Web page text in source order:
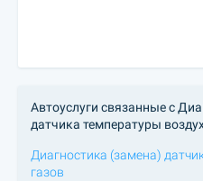
Автоуслуги связанные с
датчика температуры
Диагностика (замена)
газов